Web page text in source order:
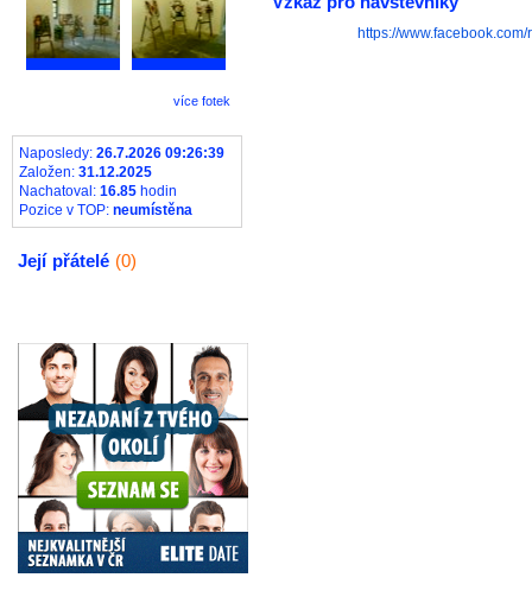
více fotek
Naposledy: 26.7.2026 09:26:39
Založen: 31.12.2025
Nachatoval: 16.85 hodin
Pozice v TOP: neumístěna
Její přátelé (0)
https://